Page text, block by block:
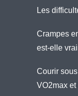
Les
Crampes
est-elle
Courir
VO2max et